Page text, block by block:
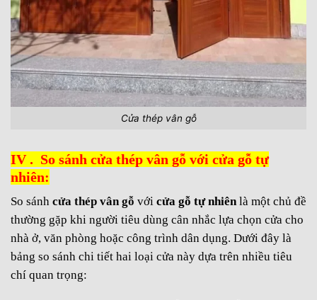
Cửa thép vân gỗ
IV . So sánh cửa thép vân gỗ với cửa gỗ tự
nhiên:
So sánh cửa thép vân gỗ với cửa gỗ tự nhiênlà một chủ đề
thường gặp khi người tiêu dùng cân nhắc lựa chọn cửa cho
nhà ở, văn phòng hoặc công trình dân dụng. Dưới đây là
bảng so sánh chi tiết hai loại cửa này dựa trên nhiều tiêu
chí quan trọng: